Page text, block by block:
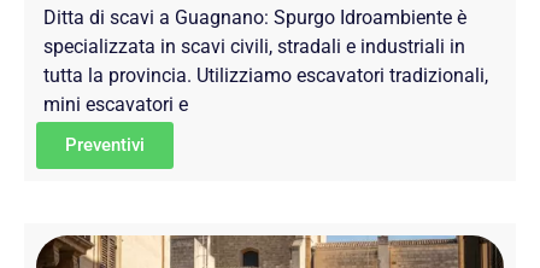
Ditta di scavi a Guagnano: Spurgo Idroambiente è
specializzata in scavi civili, stradali e industriali in
tutta la provincia. Utilizziamo escavatori tradizionali,
mini escavatori e
Preventivi